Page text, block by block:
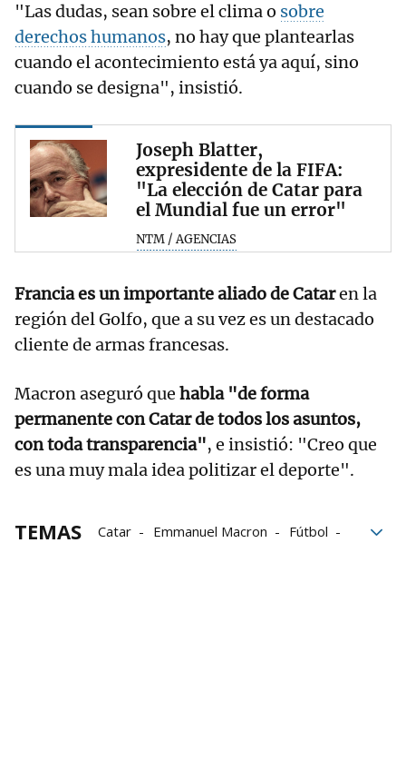
"Las dudas, sean sobre el clima o sobre
derechos humanos, no hay que plantearlas
cuando el acontecimiento está ya aquí, sino
cuando se designa", insistió.
Joseph Blatter,
expresidente de la FIFA:
"La elección de Catar para
el Mundial fue un error"
NTM / AGENCIAS
Francia es un importante aliado de Cataren la
región del Golfo, que a su vez es un destacado
cliente de armas francesas.
Macron aseguró que habla "de forma
permanente con Catar de todos los asuntos,
con toda transparencia", e insistió: "Creo que
es una muy mala idea politizar el deporte".
TEMAS Catar Emmanuel Macron
Fútbol